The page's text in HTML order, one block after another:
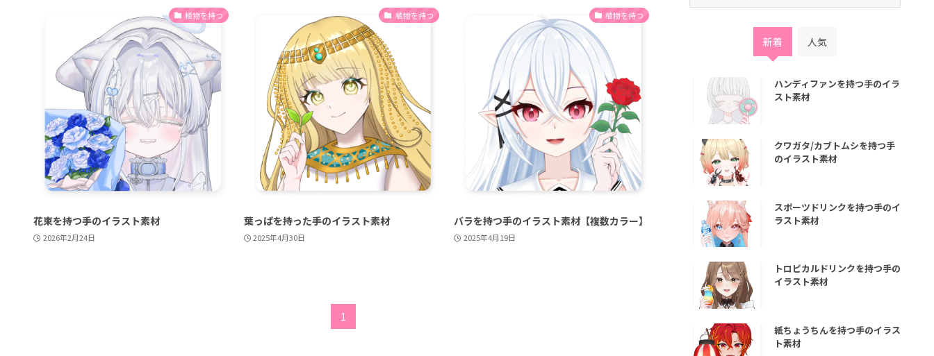
植物を持つ
花束を持つ手のイラスト素材
2026年2月24日
植物を持つ
葉っぱを持った手のイラスト素材
2025年4月30日
植物を持つ
バラを持つ手のイラスト素材【複数カラー】
2025年4月19日
1
新着 人気
ハンディファンを持つ手のイラ
スト素材
クワガタ/カブトムシを持つ手
のイラスト素材
スポーツドリンクを持つ手のイ
ラスト素材
トロピカルドリンクを持つ手の
イラスト素材
紙ちょうちんを持つ手のイラス
ト素材